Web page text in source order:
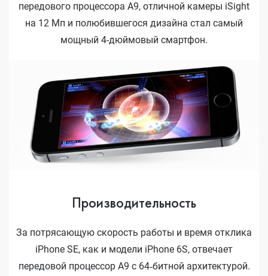
передового процессора A9, отличной камеры iSight
на 12 Мп и полюбившегося дизайна стал самый
мощный 4-дюймовый смартфон.
Производительность
За потрясающую скорость работы и время отклика
iPhone SE, как и модели iPhone 6S, отвечает
передовой процессор А9 с 64‑битной архитектурой.